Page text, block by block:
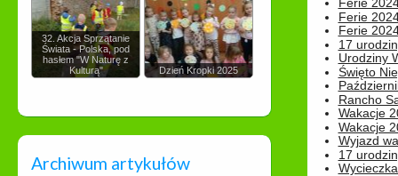
32. Akcja Sprzątanie
Świata - Polska, pod
hasłem "W Naturę z
Kulturą"
Dzień Kropki 2025
Archiwum artykułów
Ferie
Ferie
17
Urodziny
Święto
Rancho
Wakacje
Wakacje
Wyjazd
17